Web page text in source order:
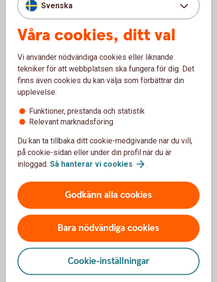
Aktivera kort
Du som har internetbank aktiverar nya kort i
internetbanken eller appen.
Logga in och välj “Kort” i huvudmenyn
Klicka på det kort det gäller. Det står intill kortet
om det behöver aktiveras
Om du saknar internetbanksavtal eller ska aktivera
ett ersättningskort, gör du det genom en första
automater.
Logga in och aktiverabankkort
Slå av eller på internetköp
Nya företagskort distribueras med internetköp
Svenska
Våra cookies, ditt val
Vi använder nödvändiga cookies eller liknande
tekniker för att webbplatsen ska fungera för dig. Det
finns även cookies du kan välja som förbättrar din
upplevelse:
Funktioner, prestanda och statistik
Relevant marknadsföring
Du kan ta tillbaka ditt cookie-medgivande när du vill,
på cookie-sidan eller under din profil när du är
inloggad. Så hanterar vi cookies .
Godkänn alla cookies
Bara nödvändiga cookies
Cookie-inställningar